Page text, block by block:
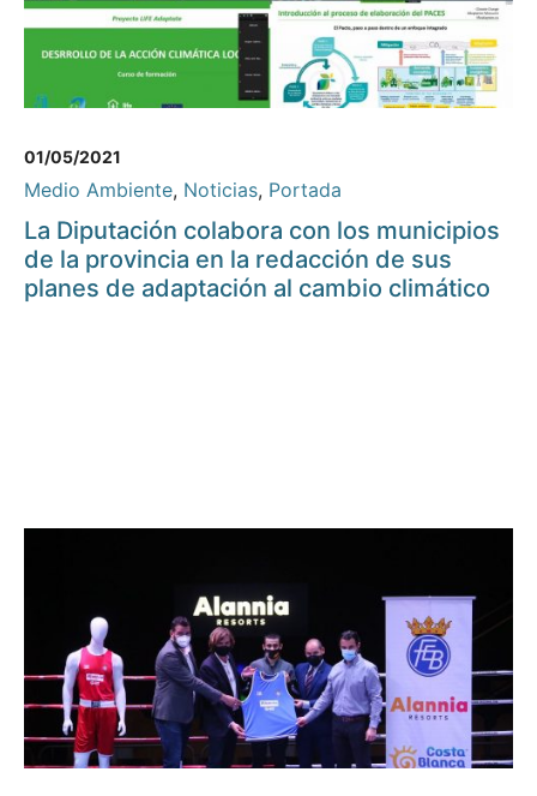
01/05/2021
Medio Ambiente, Noticias, Portada
La Diputación colabora con los municipios
de la provincia en la redacción de sus
planes de adaptación al cambio climático